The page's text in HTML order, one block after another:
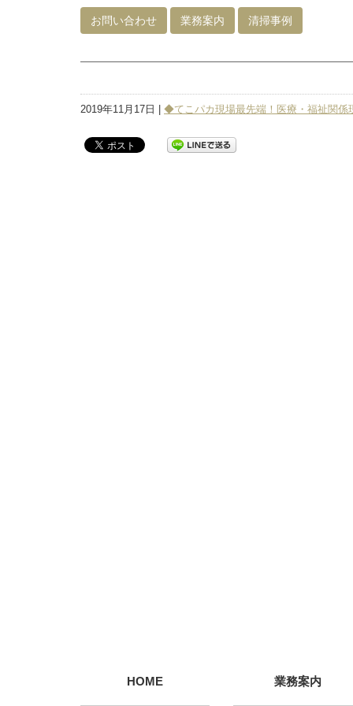
お問い合わせ 業務案内 清掃事例
2019年11月17日 | ◆てこパカ現場最先端！医療・福祉関係
HOME 業務案内